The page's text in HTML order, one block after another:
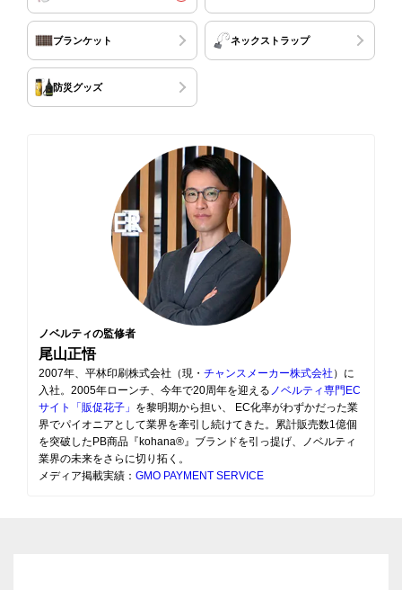
ブランケット ネックストラップ
防災グッズ
ノベルティの監修者
尾山正悟
2007年、平林印刷株式会社（現・ チャンスメーカー株式会社 ）に
入社。2005年ローンチ、今年で20周年を迎える ノベルティ専門EC
サイト「販促花子」 を黎明期から担い、 EC化率がわずかだった業
界でパイオニアとして業界を牽引し続けてきた。累計販売数1億個
を突破したPB商品『kohana®』ブランドを引っ提げ、ノベルティ
業界の未来をさらに切り拓く。
メディア掲載実績： GMO PAYMENT SERVICE